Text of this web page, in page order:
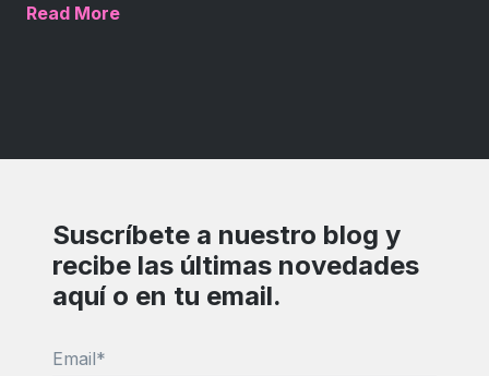
Read More
Suscríbete a nuestro blog y
recibe las últimas novedades
aquí o en tu email.
Email*